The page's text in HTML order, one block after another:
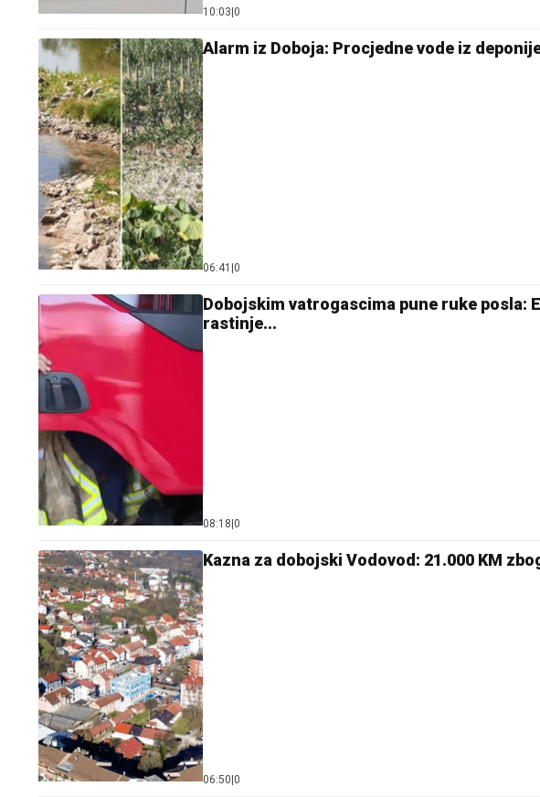
10:03 0
Alarm iz Doboja: Procjedne vode iz
06:41 0
Dobojskim vatrogascima pune ruke posla:
rastinje...
08:18 0
Kazna za dobojski Vodovod: 21.000 KM
06:50 0